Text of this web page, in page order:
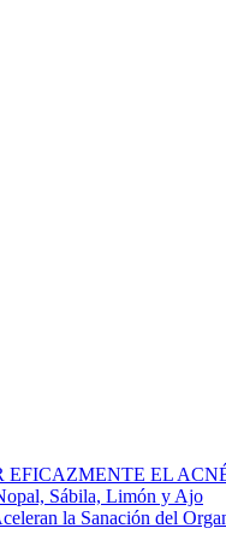
EFICAZMENTE EL
Sábila, Limón y Ajo
la Sanación del